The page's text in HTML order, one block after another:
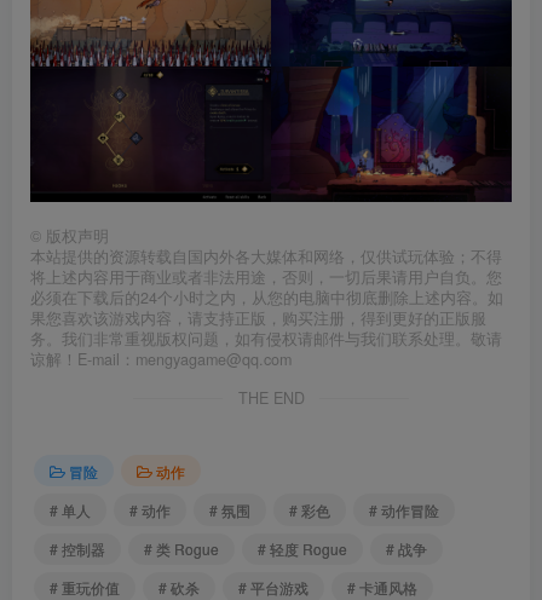
© 版权声明
本站提供的资源转载自国内外各大媒体和网络，仅供试玩体验；不得
将上述内容用于商业或者非法用途，否则，一切后果请用户自负。您
必须在下载后的24个小时之内，从您的电脑中彻底删除上述内容。如
果您喜欢该游戏内容，请支持正版，购买注册，得到更好的正版服
务。我们非常重视版权问题，如有侵权请邮件与我们联系处理。敬请
谅解！E-mail：mengyagame@qq.com
THE END
冒险
动作
# 单人
# 动作 # 氛围 # 彩色
# 动作冒险
# 控制器
# 类 Rogue # 轻度 Rogue
# 战争
# 重玩价值
# 砍杀 # 平台游戏
# 卡通风格